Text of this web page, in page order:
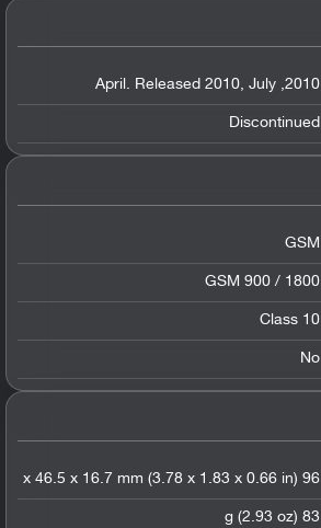
2010, April. Released 2010, July
Discontinued
GSM
GSM 900 / 1800
Class 10
No
96 x 46.5 x 16.7 mm (3.78 x 1.83 x 0.66 in)
83 g (2.93 oz)